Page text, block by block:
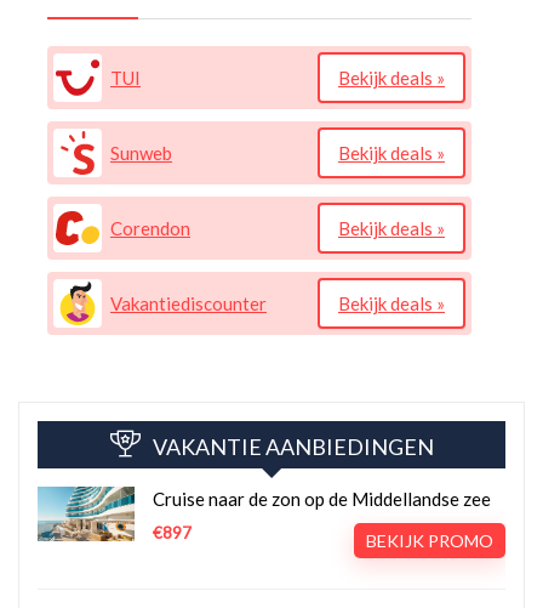
TUI Bekijk deals »
Sunweb Bekijk deals »
Corendon Bekijk deals »
Vakantiediscounter Bekijk deals »
VAKANTIE AANBIEDINGEN
Cruise naar de zon op de Middellandse zee
€897 BEKIJK PROMO